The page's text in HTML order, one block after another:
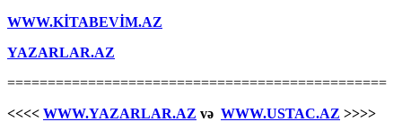
WWW.KİTABEVİM.AZ
YAZARLAR.AZ
===============================================
<<<< WWW.YAZARLAR.AZ və WWW.USTAC.AZ >>>>